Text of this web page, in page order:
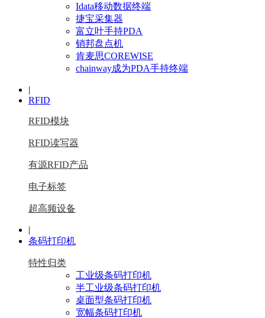
Idata移动数据终端
捷宝采集器
富立叶手持PDA
销邦盘点机
肯麦思COREWISE
chainway成为PDA手持终端
|
RFID
RFID模块
RFID读写器
有源RFID产品
电子标签
超高频设备
|
条码打印机
特性归类
工业级条码打印机
半工业级条码打印机
桌面型条码打印机
宽幅条码打印机